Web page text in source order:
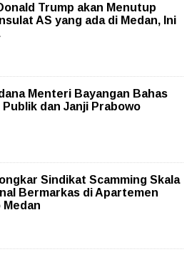
Trump akan Menutup
AS yang ada di Medan, Ini
Menteri Bayangan Bahas
Publik dan Janji Prabowo
Sindikat Scamming Skala
Bermarkas di Apartemen
Medan